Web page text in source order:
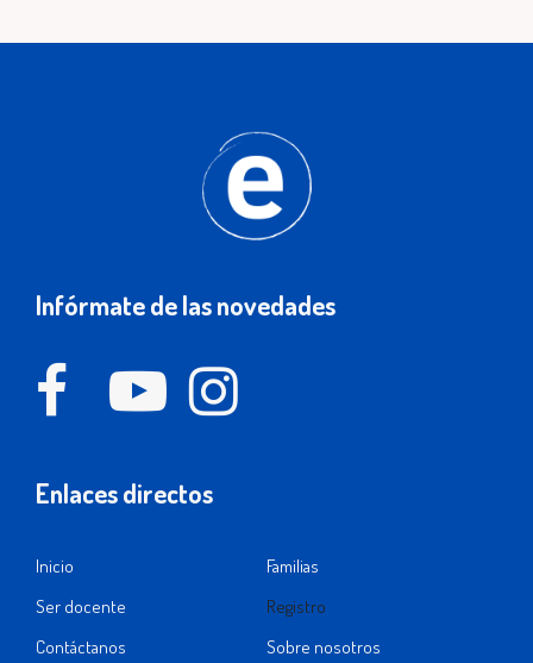
Infórmate de las novedades
Enlaces directos
Inicio
Familias
Ser docente
Registro
Contáctanos
Sobre nosotros